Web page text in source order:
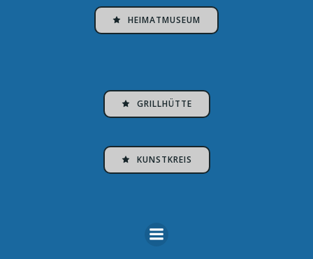
HEIMATMUSEUM
GRILLHÜTTE
KUNSTKREIS